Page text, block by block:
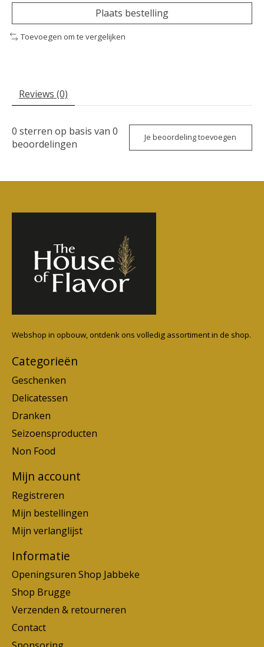
Plaats bestelling
Toevoegen om te vergelijken
Reviews (0)
0 sterren op basis van 0
beoordelingen
Je beoordeling toevoegen
Webshop in opbouw, ontdenk ons volledig assortiment in de shop.
Categorieën
Geschenken
Delicatessen
Dranken
Seizoensproducten
Non Food
Mijn account
Registreren
Mijn bestellingen
Mijn verlanglijst
Informatie
Openingsuren Shop Jabbeke
Shop Brugge
Verzenden & retourneren
Contact